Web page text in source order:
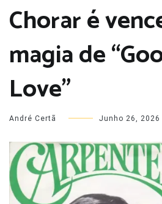
Chorar é
magia de
Love”
André Certã Junho 26, 2026